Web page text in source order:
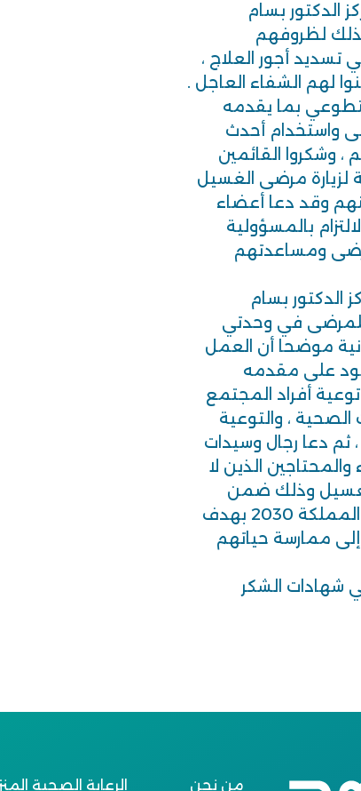
الدكتور بسام
لظروفهم
تسديد أجور العلاج ،
لهم الشفاء العاجل .
بما يقدمه
واستخدام أحدث
، وشكروا القائمين
لزيارة مرضى الغسيل
وقد دعا أعضاء
بالمسؤولية
ومساعدتهم
الدكتور بسام
في وحدتي
موضحا أن العمل
على مقدمه
أفراد المجتمع
الصحية ، والتوعية
ثم دعا رجال وسيدات
الذين لا
وذلك ضمن
المسؤولية الاجتماعية التي تنادي بها رؤية المملكة 2030 بهدف
ممارسة حياتهم
شهادات الشكر
من نحن الرعاية الصحية